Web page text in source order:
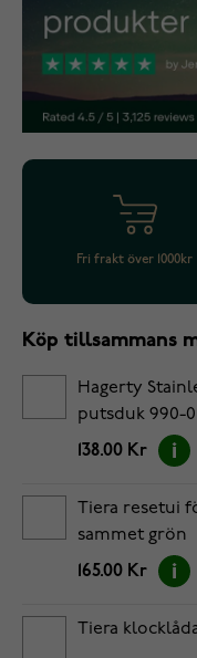
Fri frakt över 1000kr
Köp tillsammans
Hagerty
putsduk 990-
138.00 Kr
Tiera resetui
sammet grön
165.00 Kr
Tiera